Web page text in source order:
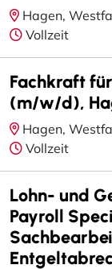
Hagen,
Vollzeit
Fachkraft
(m/w/d),
Hagen,
Vollzeit
Lohn- und
Payroll